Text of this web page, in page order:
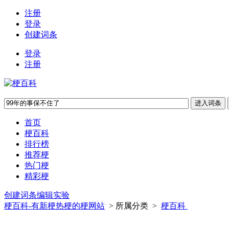
注册
登录
创建词条
登录
注册
首页
梗百科
排行榜
推荐梗
热门梗
精彩梗
创建词条编辑实验
梗百科-有新梗热梗的梗网站 > 所属分类 > 梗百科